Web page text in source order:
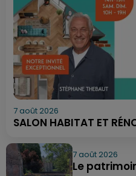
7 août 2026
SALON HABITAT ET
7 août 2026
Le